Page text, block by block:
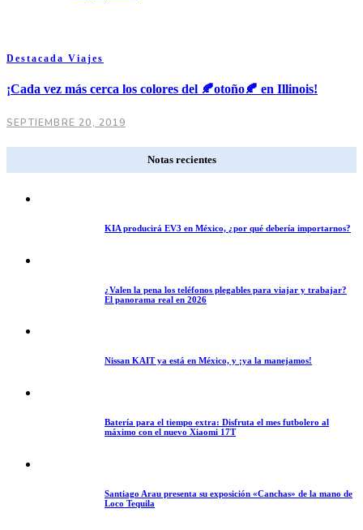
Destacada Viajes
¡Cada vez más cerca los colores del 🍂otoño🍂 en Illinois!
SEPTIEMBRE 20, 2019
Notas recientes
KIA producirá EV3 en México, ¿por qué debería importarnos?
¿Valen la pena los teléfonos plegables para viajar y trabajar?
El panorama real en 2026
Nissan KAIT ya está en México, y ¡ya la manejamos!
Batería para el tiempo extra: Disfruta el mes futbolero al
máximo con el nuevo Xiaomi 17T
Santiago Arau presenta su exposición «Canchas» de la mano de
Loco Tequila